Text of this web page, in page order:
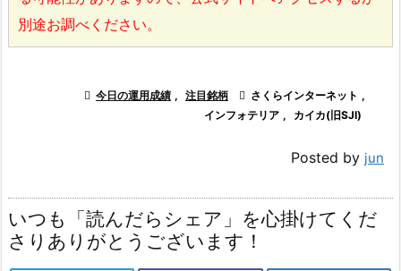
別途お調べください。
 今日の運用成績 , 注目銘柄  さくらインターネット ,
インフォテリア , カイカ(旧SJI)
Posted by jun
いつも「読んだらシェア」を心掛けてくだ
さりありがとうございます！